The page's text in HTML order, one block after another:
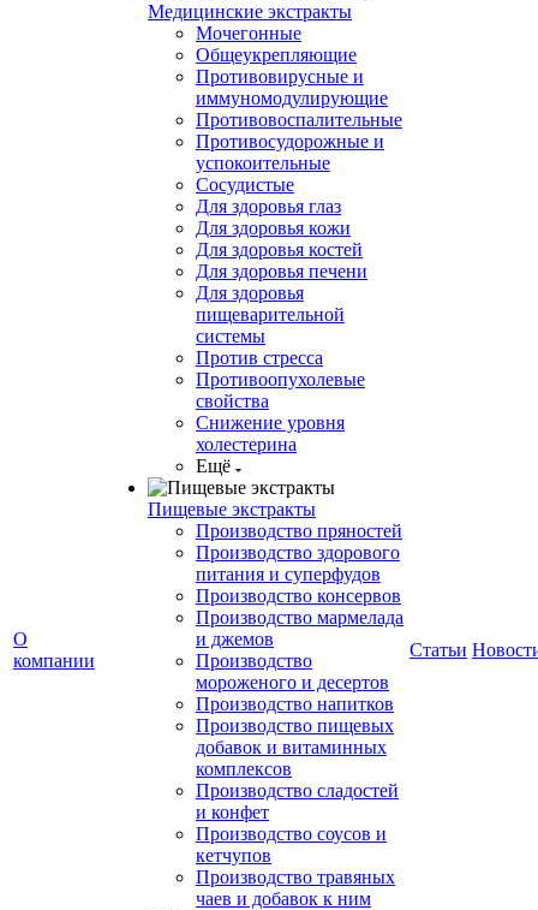
О
компании
Медицинские экстракты
Мочегонные
Общеукрепляющие
Противовирусные и
иммуномодулирующие
Противовоспалительные
Противосудорожные и
успокоительные
Сосудистые
Для здоровья глаз
Для здоровья кожи
Для здоровья костей
Для здоровья печени
Для здоровья
пищеварительной
системы
Против стресса
Противоопухолевые
свойства
Снижение уровня
холестерина
Ещё
Пищевые экстракты
Производство пряностей
Производство здорового
питания и суперфудов
Производство консервов
Производство мармелада
и джемов
Производство
мороженого и десертов
Производство напитков
Производство пищевых
добавок и витаминных
комплексов
Производство сладостей
и конфет
Производство соусов и
кетчупов
Производство травяных
чаев и добавок к ним
Статьи